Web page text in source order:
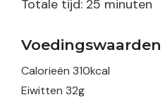
Totale tijd: 25 minuten
minuten
Calorieën 310kcal
Eiwitten 32g